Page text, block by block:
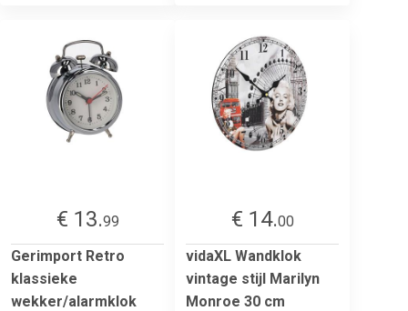
€ 13.99
Gerimport Retro
klassieke
wekker/alarmklok
€ 14.00
vidaXL Wandklok
vintage stijl Marilyn
Monroe 30 cm